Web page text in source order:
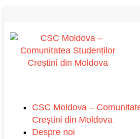
CSC Moldova –
Creștini din Moldova
Despre noi